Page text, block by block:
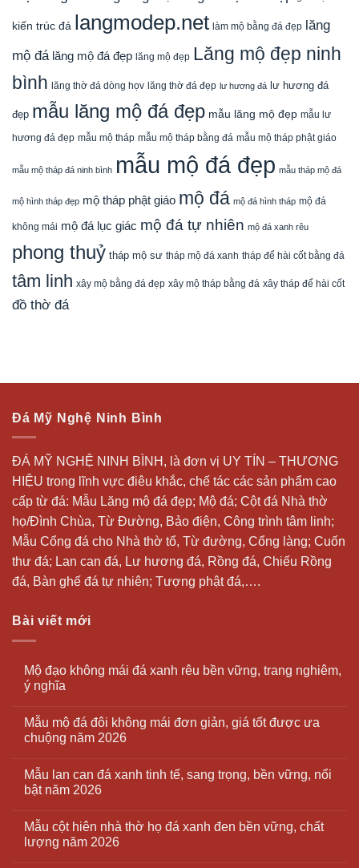
kiến trúc đá langmodep.net làm mộ bằng đá đẹp lăng
mộ đá lăng mộ đá đẹp lăng mộ đẹp Lăng mộ đẹp ninh
bình lăng thờ đá dòng họv lăng thờ đá đẹp lư hương đá lư hương đá
đẹp mẫu lăng mộ đá đẹp mẫu lăng mộ đẹp mẫu lư
hương đá đẹp mẫu mộ tháp mẫu mộ tháp bằng đá mẫu mộ tháp phật giáo
mẫu mộ tháp đá ninh bình mẫu mộ đá đẹp mẫu tháp mộ đá
mộ hình tháp đẹp mộ tháp phật giáo mộ đá mộ đá hình tháp mộ đá
không mái mộ đá lục giác mộ đá tự nhiên mộ đá xanh rêu
phong thuỷ tháp mộ sư tháp mộ đá xanh tháp để hài cốt bằng đá
tâm linh xây mộ bằng đá đẹp xây mộ tháp bằng đá xây tháp để hài cốt
đồ thờ đá
Đá Mỹ Nghệ Ninh Bình
ĐÁ MỸ NGHỆ NINH BÌNH, là đơn vị UY TÍN – THƯƠNG
HIỆU trong lĩnh vực điêu khắc, chế tác các sản phẩm cao
cấp từ đá: Mẫu Lăng mộ đá đẹp; Mộ đá; Cột đá Nhà thờ
họ/Đình Chùa, Từ Đường, Bảo điện, Công trình tâm linh;
Mẫu Cổng đá cho Nhà thờ tổ, Từ đường, Cổng làng; Cuốn
thư đá; Lan can đá, Lư hương đá, Rồng đá, Chiếu Rồng
đá, Bàn ghế đá tự nhiên; Tượng phật đá,….
Bài viết mới
Mộ đạo không mái đá xanh rêu bền vững, trang nghiêm,
ý nghĩa
Mẫu mộ đá đôi không mái đơn giản, giá tốt được ưa
chuộng năm 2026
Mẫu lan can đá xanh tinh tế, sang trọng, bền vững, nổi
bật năm 2026
Mẫu cột hiên nhà thờ họ đá xanh đen bền vững, chất
lượng năm 2026